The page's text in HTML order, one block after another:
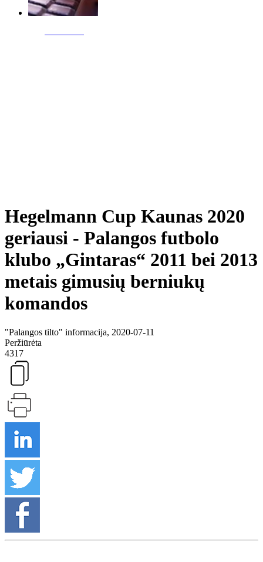
Hegelmann Cup Kaunas 2020
geriausi - Palangos futbolo
klubo „Gintaras“ 2011 bei 2013
metais gimusių berniukų
komandos
"Palangos tilto" informacija, 2020-07-11
Peržiūrėta
4317